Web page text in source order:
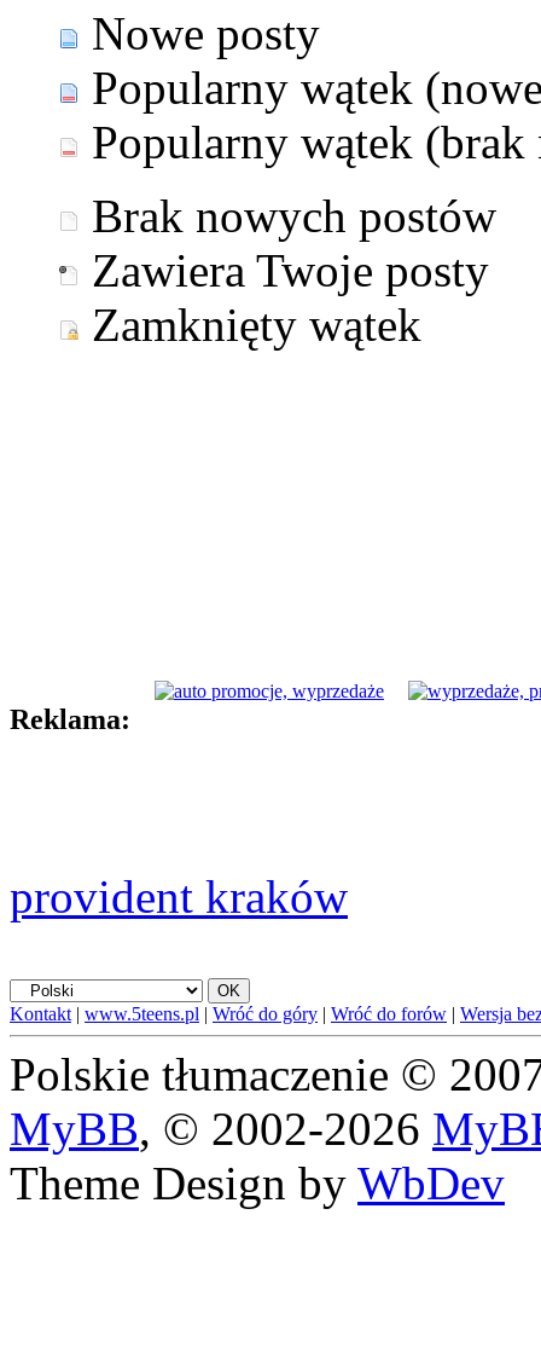
Nowe posty
Popularny wątek
Popularny wątek
Brak nowych postów
Zawiera Twoje posty
Zamknięty wątek
Reklama:
provident kraków
Kontakt | www.5teens.pl | Wróć do góry | Wróć do forów | Wersja
Polskie tłumaczenie ©
MyBB, © 2002-2026
Theme Design by WbDev